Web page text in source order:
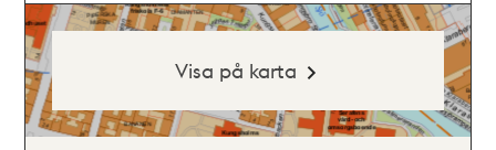
Visa på karta